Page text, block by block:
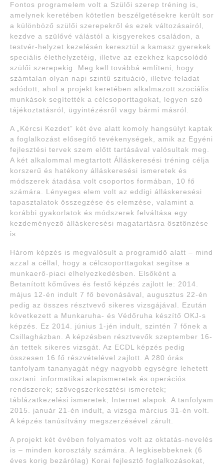
Fontos programelem volt a Szülői szerep tréning is,
amelynek keretében kötetlen beszélgetésekre került sor
a különböző szülői szerepekről és ezek változásairól,
kezdve a szülővé válástól a kisgyerekes családon, a
testvér-helyzet kezelésén keresztül a kamasz gyerekek
speciális élethelyzetéig, illetve az ezekhez kapcsolódó
szülői szerepekig. Meg kell továbbá említeni, hogy
számtalan olyan napi szintű szituáció, illetve feladat
adódott, ahol a projekt keretében alkalmazott szociális
munkások segítették a célcsoporttagokat, legyen szó
tájékoztatásról, ügyintézésről vagy bármi másról.
A „Kércsi Kezdet” két éve alatt komoly hangsúlyt kaptak
a foglalkozást elősegítő tevékenységek, amik az Egyéni
fejlesztési tervek szem előtt tartásával valósultak meg.
A két alkalommal megtartott Álláskeresési tréning célja
korszerű és hatékony álláskeresési ismeretek és
módszerek átadása volt csoportos formában, 10 fő
számára. Lényeges elem volt az eddigi álláskeresési
tapasztalatok összegzése és elemzése, valamint a
korábbi gyakorlatok és módszerek felváltása egy
kezdeményező álláskeresési magatartásra ösztönzése
is.
Három képzés is megvalósult a programidő alatt – mind
azzal a céllal, hogy a célcsoporttagokat segítse a
munkaerő-piaci elhelyezkedésben. Elsőként a
Betanított kőműves és festő képzés zajlott le: 2014.
május 12-én indult 7 fő bevonásával, augusztus 22-én
pedig az összes résztvevő sikeres vizsgájával. Ezután
következett a Munkaruha- és Védőruha készítő OKJ-s
képzés. Ez 2014. június 1-jén indult, szintén 7 főnek a
Csillagházban. A képzésben résztvevők szeptember 16-
án tettek sikeres vizsgát. Az ECDL képzés pedig
összesen 16 fő részvételével zajlott. A 280 órás
tanfolyam tananyagát négy nagyobb egységre lehetett
osztani: informatikai alapismeretek és operációs
rendszerek; szövegszerkesztési ismeretek;
táblázatkezelési ismeretek; Internet alapok. A tanfolyam
2015. január 21-én indult, a vizsga március 31-én volt.
A képzés tanúsítvány megszerzésével zárult.
A projekt két évében folyamatos volt az oktatás-nevelés
is – minden korosztály számára. A legkisebbeknek (6
éves korig bezárólag) Korai fejlesztő foglalkozásokat,